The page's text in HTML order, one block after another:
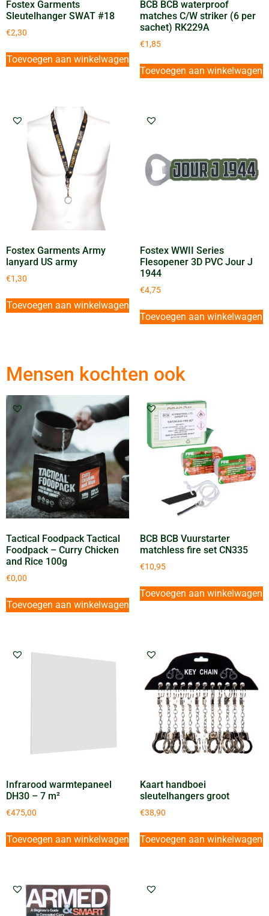
Fostex Garments
Sleutelhanger SWAT #18
€2,30
Toevoegen aan winkelwagen
BCB BCB waterproof
matches C/W striker (6 per
sachet) RK229A
€1,85
Toevoegen aan winkelwagen
Fostex Garments Army
lanyard US army
€1,30
Toevoegen aan winkelwagen
Fostex WWII Series
Flesopener 3D PVC Jour J
1944
€4,75
Toevoegen aan winkelwagen
Mensen kochten ook
Tactical Foodpack Tactical
Foodpack – Curry Chicken
and Rice 100g
€0,00
Toevoegen aan winkelwagen
BCB BCB Vuurstarter
matchless fire set CN335
€10,95
Toevoegen aan winkelwagen
Infrarood warmtepaneel
DH30 – 7 m²
€475,00
Toevoegen aan winkelwagen
Kaart handboei
sleutelhangers groot
€38,90
Toevoegen aan winkelwagen